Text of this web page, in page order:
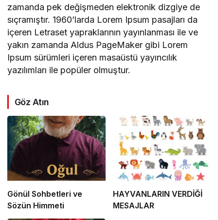
zamanda pek değişmeden elektronik dizgiye de
sıçramıştır. 1960’larda Lorem Ipsum pasajları da
içeren Letraset yapraklarının yayınlanması ile ve
yakın zamanda Aldus PageMaker gibi Lorem
Ipsum sürümleri içeren masaüstü yayıncılık
yazılımları ile popüler olmuştur.
Göz Atın
Gönül Sohbetleri ve
Sözün Himmeti
HAYVANLARIN VERDİĞİ
MESAJLAR